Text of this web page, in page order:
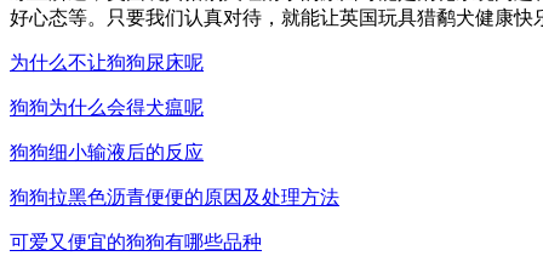
好心态等。只要我们认真对待，就能让英国玩具猎鹬犬健康快
为什么不让狗狗尿床呢
狗狗为什么会得犬瘟呢
狗狗细小输液后的反应
狗狗拉黑色沥青便便的原因及处理方法
可爱又便宜的狗狗有哪些品种